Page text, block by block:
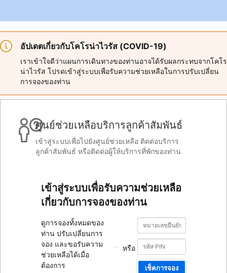
อัปเดตเกี่ยวกับโคโรน่าไวรัส (COVID-19)
เราเข้าใจดีว่าแผนการเดินทางของท่านอาจได้รับผลกระทบจากโคโร
น่าไวรัส โปรดเข้าสู่ระบบเพื่อรับความช่วยเหลือในการปรับเปลี่ยน
การจองของท่าน
ศูนย์ช่วยเหลือบริการลูกค้าสัมพันธ์
เข้าสู่ระบบเพื่อไปยังศูนย์ช่วยเหลือ ติดต่อบริการ
ลูกค้าสัมพันธ์ หรือติดต่อผู้ให้บริการที่พักของท่าน
เข้าสู่ระบบเพื่อรับความช่วยเหลือ
เกี่ยวกับการจองของท่าน
ดูการจองทั้งหมดของ
ท่าน ปรับเปลี่ยนการ
จอง และขอรับความ
ช่วยเหลือได้เมื่อ
ต้องการ
หรือ
หมายเลข
ยืนยัน
การ
จอง
หมายเลข
ยืนยัน
การ
จอง
เช็คการจอง